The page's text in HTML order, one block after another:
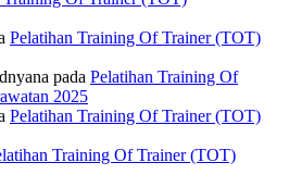
Pelatihan Training Of Trainer (TOT)
pada Pelatihan Training Of
2025
Pelatihan Training Of Trainer (TOT)
Training Of Trainer (TOT)